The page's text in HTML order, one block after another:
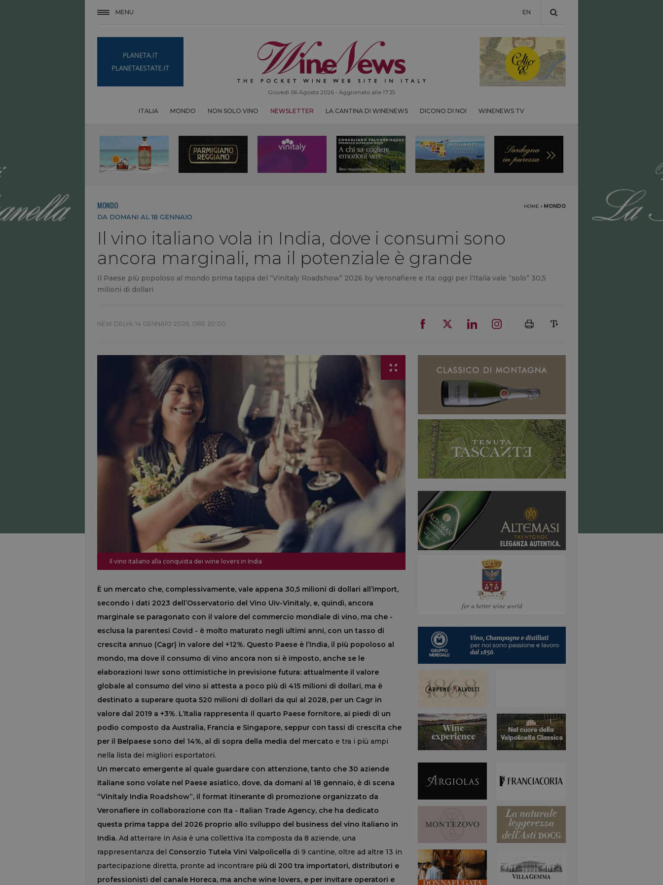
MENU EN
Giovedì 06 Agosto 2026 - Aggiornato alle 17:35
ITALIA MONDO NON SOLO VINO NEWSLETTER LA CANTINA DI WINENEWS DICONO DI NOI WINENEWS TV
MONDO HOME › MONDO
DA DOMANI AL 18 GENNAIO
Il vino italiano vola in India, dove i consumi sono
ancora marginali, ma il potenziale è grande
Il Paese più popoloso al mondo prima tappa del “Vinitaly Roadshow” 2026 by Veronafiere e Ita: oggi per l’Italia vale “solo” 30,5
milioni di dollari
NEW DELHI, 14 GENNAIO 2026, ORE 20:00
Il vino italiano alla conquista dei wine lovers in India
È un mercato che, complessivamente, vale appena 30,5 milioni di dollari all’import,
secondo i dati 2023 dell’Osservatorio del Vino Uiv-Vinitaly, e, quindi, ancora
marginale se paragonato con il valore del commercio mondiale di vino, ma che -
esclusa la parentesi Covid - è molto maturato negli ultimi anni, con un tasso di
crescita annuo (Cagr) in valore del +12%. Questo Paese è l’India, il più popoloso al
mondo, ma dove il consumo di vino ancora non si è imposto, anche se le
elaborazioni Iswr sono ottimistiche in previsione futura: attualmente il valore
globale al consumo del vino si attesta a poco più di 415 milioni di dollari, ma è
destinato a superare quota 520 milioni di dollari da qui al 2028, per un Cagr in
valore dal 2019 a +3%. L’Italia rappresenta il quarto Paese fornitore, ai piedi di un
podio composto da Australia, Francia e Singapore, seppur con tassi di crescita che
per il Belpaese sono del 14%, al di sopra della media del mercato e tra i più ampi
nella lista dei migliori esportatori.
Un mercato emergente al quale guardare con attenzione, tanto che 30 aziende
italiane sono volate nel Paese asiatico, dove, da domani al 18 gennaio, è di scena
“Vinitaly India Roadshow”, il format itinerante di promozione organizzato da
Veronafiere in collaborazione con Ita - Italian Trade Agency, che ha dedicato
questa prima tappa del 2026 proprio allo sviluppo del business del vino italiano in
India. Ad atterrare in Asia è una collettiva Ita composta da 8 aziende, una
rappresentanza del Consorzio Tutela Vini Valpolicella di 9 cantine, oltre ad altre 13 in
partecipazione diretta, pronte ad incontrare più di 200 tra importatori, distributori e
professionisti del canale Horeca, ma anche wine lovers, e per invitare operatori e